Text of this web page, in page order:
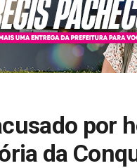
por
da